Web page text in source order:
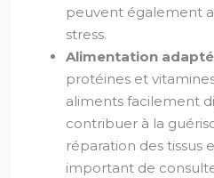
peuvent également
stress.
Alimentation
protéines et
aliments facilement
contribuer à la
réparation des tissus
important de